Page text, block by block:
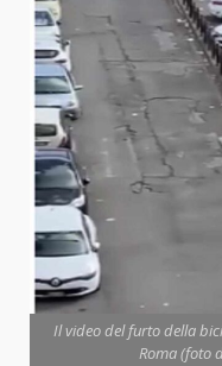
Il video del furto della
Roma (foto